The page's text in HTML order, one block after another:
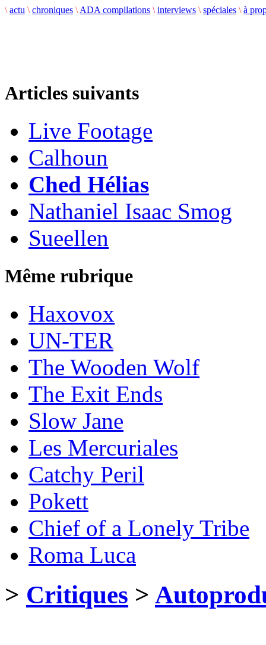
\ actu \ chroniques \ ADA compilations \ interviews \ spéciales \ à
Articles suivants
Live Footage
Calhoun
Ched Hélias
Nathaniel Isaac Smog
Sueellen
Même rubrique
Haxovox
UN-TER
The Wooden Wolf
The Exit Ends
Slow Jane
Les Mercuriales
Catchy Peril
Pokett
Chief of a Lonely Tribe
Roma Luca
> Critiques >